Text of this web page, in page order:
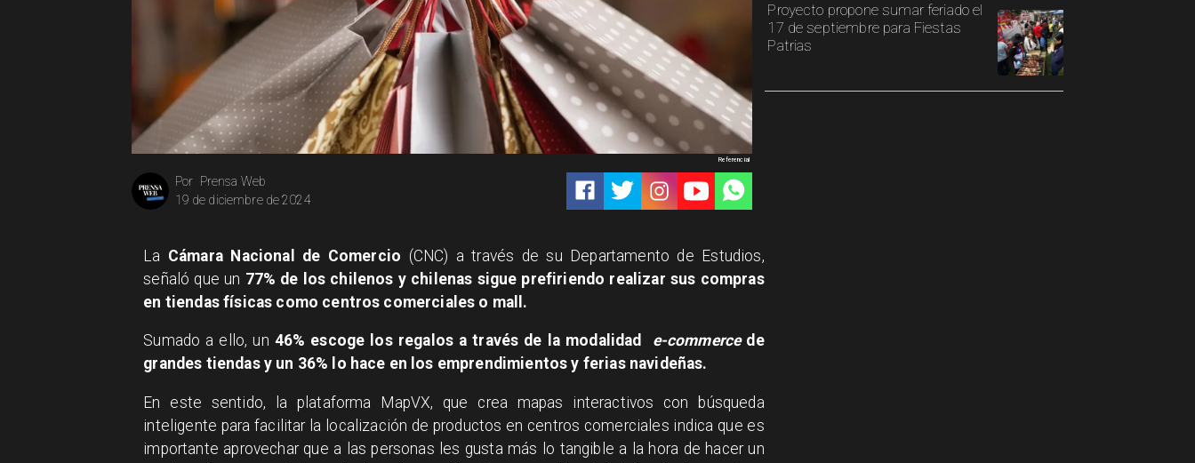
Prensa Web
Por
19 de diciembre de 2024
Referencial
Proyecto propone sumar feriado el
17 de septiembre para Fiestas
Patrias
La Cámara Nacional de Comercio (CNC) a través de su Departamento de Estudios,
señaló que un 77% de los chilenos y chilenas sigue prefiriendo realizar sus compras
en tiendas físicas como centros comerciales o mall.
Sumado a ello, un 46% escoge los regalos a través de la modalidad e-commerce de
grandes tiendas y un 36% lo hace en los emprendimientos y ferias navideñas.
En este sentido, la plataforma MapVX, que crea mapas interactivos con búsqueda
inteligente para facilitar la localización de productos en centros comerciales indica que es
importante aprovechar que a las personas les gusta más lo tangible a la hora de hacer un